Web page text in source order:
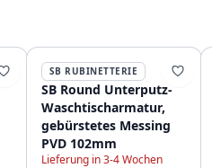
SB RUBINETTERIE
SB Round Unterputz-
Waschtischarmatur,
gebürstetes Messing
PVD 102mm
Lieferung in 3-4 Wochen